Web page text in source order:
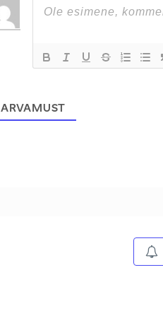
ARVAMUST